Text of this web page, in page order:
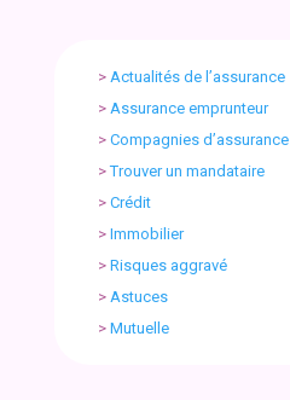
> Actualités de l’assurance
> Assurance emprunteur
> Compagnies d’assurance
>Trouver un mandataire
> Crédit
> Immobilier
> Risques aggravé
> Astuces
> Mutuelle